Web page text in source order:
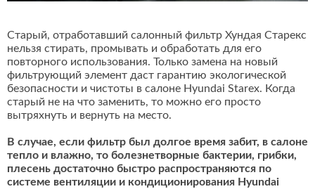
Старый, отработавший салонный фильтр Хундая Старекс
нельзя стирать, промывать и обработать для его
повторного использования. Только замена на новый
фильтрующий элемент даст гарантию экологической
безопасности и чистоты в салоне Hyundai Starex. Когда
старый не на что заменить, то можно его просто
вытряхнуть и вернуть на место.
В случае, если фильтр был долгое время забит, в салоне
тепло и влажно, то болезнетворные бактерии, грибки,
плесень достаточно быстро распространяются по
системе вентиляции и кондиционирования Hyundai